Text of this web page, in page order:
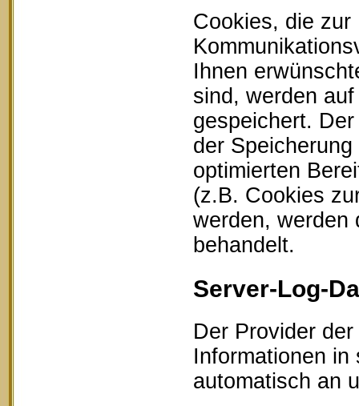
Cookies, die zur
Ihnen
sind, werden
gespeichert.
der
optimierten
(z.B. Cookies
werden, werden
behandelt.
Server-Log-
Der Provider
Informationen
automatisch an